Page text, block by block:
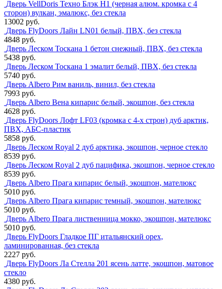
Дверь VellDoris Техно Блэк H1 (черная алюм. кромка с 4
сторон) вулкан, эмалюкс, без стекла
13002 руб.
Дверь FlyDoors Лайн LN01 белый, ПВХ, без стекла
4848 руб.
Дверь Леском Тоскана 1 бетон снежный, ПВХ, без стекла
5438 руб.
Дверь Леском Тоскана 1 эмалит белый, ПВХ, без стекла
5740 руб.
Дверь Albero Рим ваниль, винил, без стекла
7993 руб.
Дверь Albero Вена кипарис белый, экошпон, без стекла
4628 руб.
Дверь FlyDoors Лофт LF03 (кромка с 4-х строн) дуб арктик,
ПВХ, АБС-пластик
5858 руб.
Дверь Леском Royal 2 дуб арктика, экошпон, черное стекло
8539 руб.
Дверь Леском Royal 2 дуб пацифика, экошпон, черное стекло
8539 руб.
Дверь Albero Прага кипарис белый, экошпон, мателюкс
5010 руб.
Дверь Albero Прага кипарис темный, экошпон, мателюкс
5010 руб.
Дверь Albero Прага лиственница мокко, экошпон, мателюкс
5010 руб.
Дверь FlyDoors Гладкое ПГ итальянский орех,
ламинированная, без стекла
2227 руб.
Дверь FlyDoors Ла Стелла 201 ясень латте, экошпон, матовое
стекло
4380 руб.